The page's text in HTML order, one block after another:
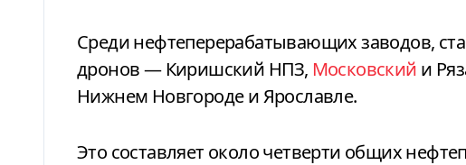
Среди нефтеперерабатывающих заводов,
дронов — Киришский НПЗ, Московский и
Нижнем Новгороде и Ярославле.
Это составляет около четверти общих